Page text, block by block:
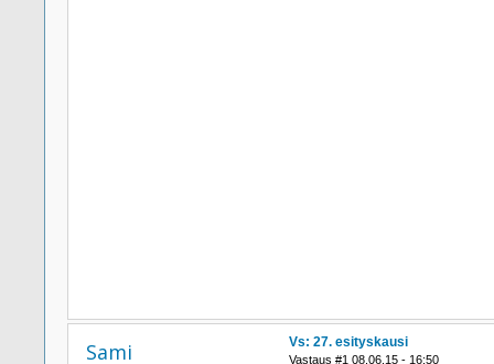
Sami Vs: 27. esityskausi
Vastaus #1 08.06.15 - 16:50